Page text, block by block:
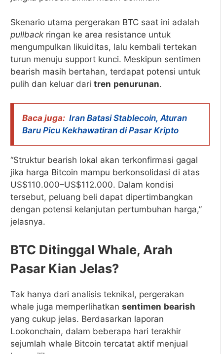
Skenario utama pergerakan BTC saat ini adalah
pullback ringan ke area resistance untuk
mengumpulkan likuiditas, lalu kembali tertekan
turun menuju support kunci. Meskipun sentimen
bearish masih bertahan, terdapat potensi untuk
pulih dan keluar dari tren penurunan.
Baca juga: Iran Batasi Stablecoin, Aturan
Baru Picu Kekhawatiran di Pasar Kripto
“Struktur bearish lokal akan terkonfirmasi gagal
jika harga Bitcoin mampu berkonsolidasi di atas
US$110.000–US$112.000. Dalam kondisi
tersebut, peluang beli dapat dipertimbangkan
dengan potensi kelanjutan pertumbuhan harga,”
jelasnya.
BTC Ditinggal Whale, Arah
Pasar Kian Jelas?
Tak hanya dari analisis teknikal, pergerakan
whale juga memperlihatkan sentimen bearish
yang cukup jelas. Berdasarkan laporan
Lookonchain, dalam beberapa hari terakhir
sejumlah whale Bitcoin tercatat aktif menjual